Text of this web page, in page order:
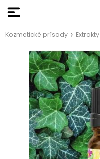
Kozmetické prísady Extrakty